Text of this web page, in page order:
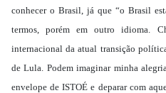
conhecer o Brasil, já que “o Brasil
termos, porém em outro idioma.
internacional da atual transição
de Lula. Podem imaginar minha
envelope de ISTOÉ e deparar com